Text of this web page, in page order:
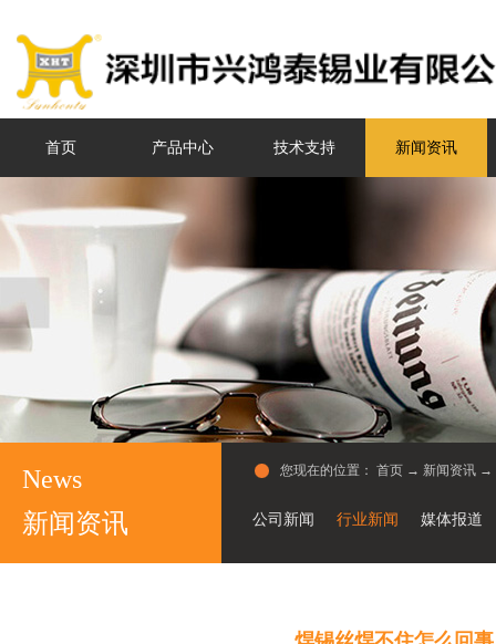
首页 产品中心 技术支持 新闻资讯
新闻资讯
News
公司新闻 行业新闻 媒体报道
您现在的位置： 首页 → 新闻资讯 →